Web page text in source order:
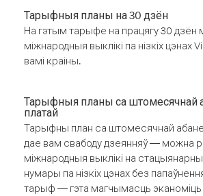
Тарыфныя планы на 30 дзён
На гэтым тарыфе на працягу 30 дзён
міжнародныя выклікі па нізкіх цэнах
вамі краіны.
Тарыфныя планы са штомесячнай
платай
Тарыфны план са штомесячнай
дае вам свабоду дзеянняў — можна
міжнародныя выклікі на
нумары па нізкіх цэнах без
тарыф — гэта магчымасць эканоміць